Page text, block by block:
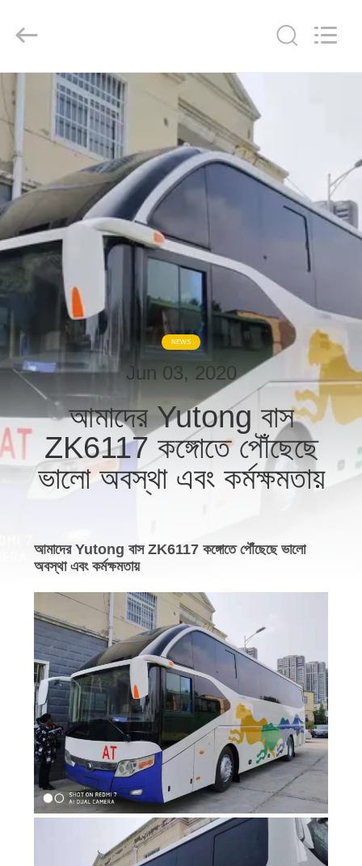
বাড়ি
পণ্য
আমাদের
সম্পর্কে
কারখানা
ভ্রমণ
মান
নিয়ন্ত্রণ
যোগাযোগ
করুন
আবেদন
সাইট
ম্যাপ
গোপনীয়তা
CO.,
LTD..
NEWS
Jun 03, 2020
আমাদের Yutong বাস
ZK6117 কঙ্গোতে পৌঁছেছে
ভালো অবস্থা এবং কর্মক্ষমতায়
আমাদের Yutong বাস ZK6117 কঙ্গোতে পৌঁছেছে ভালো
অবস্থা এবং কর্মক্ষমতায়